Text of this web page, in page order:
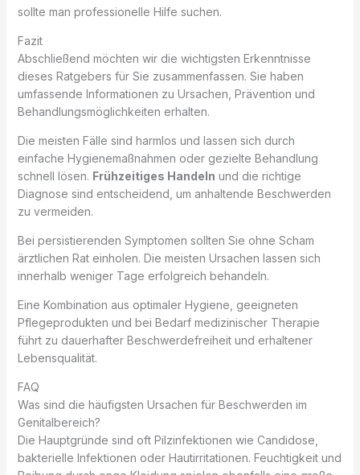
sollte man professionelle Hilfe suchen.
Fazit
Abschließend möchten wir die wichtigsten Erkenntnisse
dieses Ratgebers für Sie zusammenfassen. Sie haben
umfassende Informationen zu Ursachen, Prävention und
Behandlungsmöglichkeiten erhalten.
Die meisten Fälle sind harmlos und lassen sich durch
einfache Hygienemaßnahmen oder gezielte Behandlung
schnell lösen. Frühzeitiges Handeln und die richtige
Diagnose sind entscheidend, um anhaltende Beschwerden
zu vermeiden.
Bei persistierenden Symptomen sollten Sie ohne Scham
ärztlichen Rat einholen. Die meisten Ursachen lassen sich
innerhalb weniger Tage erfolgreich behandeln.
Eine Kombination aus optimaler Hygiene, geeigneten
Pflegeprodukten und bei Bedarf medizinischer Therapie
führt zu dauerhafter Beschwerdefreiheit und erhaltener
Lebensqualität.
FAQ
Was sind die häufigsten Ursachen für Beschwerden im
Genitalbereich?
Die Hauptgründe sind oft Pilzinfektionen wie Candidose,
bakterielle Infektionen oder Hautirritationen. Feuchtigkeit und